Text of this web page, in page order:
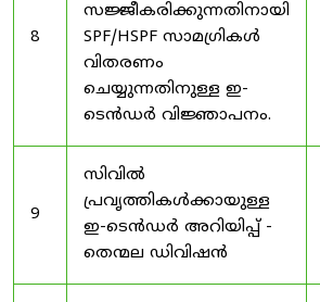
8
സജ്ജീകരിക്കുന്നതിനായി
SPF/HSPF സാമഗ്രികൾ
വിതരണം
ചെയ്യുന്നതിനുള്ള ഇ-
ടെൻഡർ വിജ്ഞാപനം.
9
സിവിൽ
പ്രവൃത്തികൾക്കായുള്ള
ഇ-ടെൻഡർ അറിയിപ്പ് -
തെന്മല ഡിവിഷൻ